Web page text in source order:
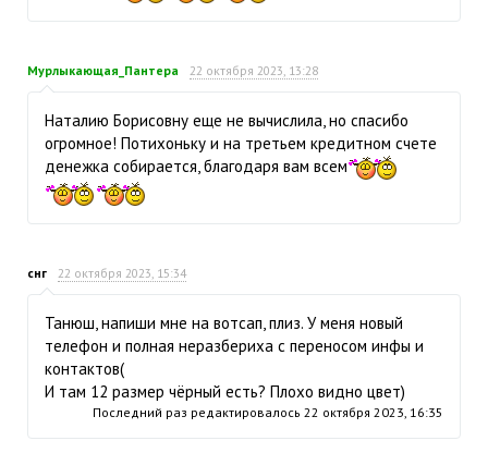
Мурлыкающая_Пантера 22 октября 2023, 13:28
Наталию Борисовну еще не вычислила, но спасибо
огромное! Потихоньку и на третьем кредитном счете
денежка собирается, благодаря вам всем
снг 22 октября 2023, 15:34
Танюш, напиши мне на вотсап, плиз. У меня новый
телефон и полная неразбериха с переносом инфы и
контактов(
И там 12 размер чёрный есть? Плохо видно цвет)
Последний раз редактировалось 22 октября 2023, 16:35